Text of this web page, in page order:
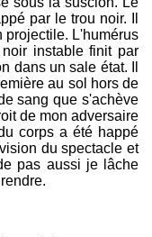
par le trou noir. Il
projectile. L'humérus
instable finit par
dans un sale état. Il
au sol hors de
sang que s'achève
de mon adversaire
corps a été happé
du spectacle et
pas aussi je lâche